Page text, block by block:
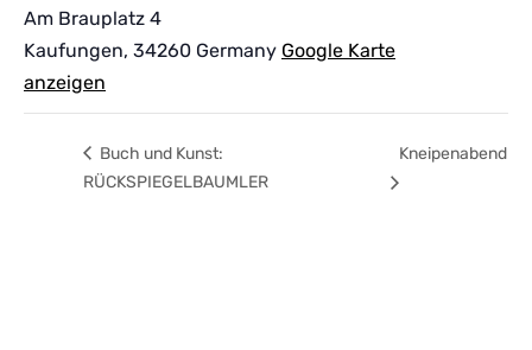
Am Brauplatz 4
Kaufungen, 34260 Germany Google Karte
anzeigen
Buch und Kunst:
RÜCKSPIEGELBAUMLER
Kneipenabend